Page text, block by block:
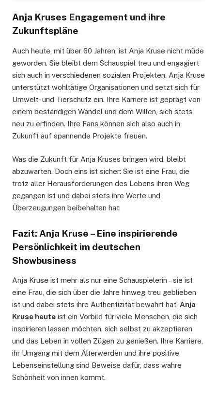
Anja Kruses Engagement und ihre
Zukunftspläne
Auch heute, mit über 60 Jahren, ist Anja Kruse nicht müde
geworden. Sie bleibt dem Schauspiel treu und engagiert
sich auch in verschiedenen sozialen Projekten. Anja Kruse
unterstützt wohltätige Organisationen und setzt sich für
Umwelt- und Tierschutz ein. Ihre Karriere ist geprägt von
einem beständigen Wandel und dem Willen, sich stets
neu zu erfinden. Ihre Fans können sich also auch in
Zukunft auf spannende Projekte freuen.
Was die Zukunft für Anja Kruses bringen wird, bleibt
abzuwarten. Doch eins ist sicher: Sie ist eine Frau, die
trotz aller Herausforderungen des Lebens ihren Weg
gegangen ist und dabei stets ihre Werte und
Überzeugungen beibehalten hat.
Fazit: Anja Kruse – Eine inspirierende
Persönlichkeit im deutschen
Showbusiness
Anja Kruse ist mehr als nur eine Schauspielerin – sie ist
eine Frau, die sich über die Jahre hinweg treu geblieben
ist und dabei stets ihre Authentizität bewahrt hat. Anja
Kruse heute ist ein Vorbild für viele Menschen, die sich
inspirieren lassen möchten, sich selbst zu akzeptieren
und das Leben in vollen Zügen zu genießen. Ihre Karriere,
ihr Umgang mit dem Älterwerden und ihre positive
Lebenseinstellung sind Beweise dafür, dass wahre
Schönheit von innen kommt.